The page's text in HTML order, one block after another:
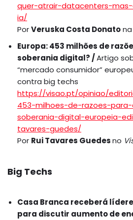
quer-atrair-datacenters-
ia/
PorVeruska Costa Donatona
Europa: 453 milhões de
soberania digital? /Artigo
“mercado consumidor”
contra big techs
https://visao.pt/opiniao/
453-milhoes-de-razoes-
soberania-digital-europeia-
tavares-guedes/
Por Rui Tavares Guedesno
Big Techs
Casa Branca receberá
para discutir aumento de